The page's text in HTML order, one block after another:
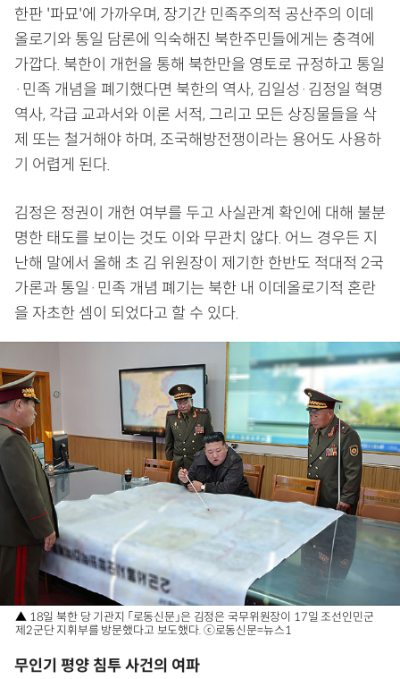
한판 '파묘'에 가까우며, 장기간 민족주의적 공산주의 이데
올로기와 통일 담론에 익숙해진 북한주민들에게는 충격에
가깝다. 북한이 개헌을 통해 북한만을 영토로 규정하고 통일
·민족 개념을 폐기했다면 북한의 역사, 김일성·김정일 혁명
역사, 각급 교과서와 이론 서적, 그리고 모든 상징물들을 삭
제 또는 철거해야 하며, 조국해방전쟁이라는 용어도 사용하
기 어렵게 된다.
김정은 정권이 개헌 여부를 두고 사실관계 확인에 대해 불분
명한 태도를 보이는 것도 이와 무관치 않다. 어느 경우든 지
난해 말에서 올해 초 김 위원장이 제기한 한반도 적대적 2국
가론과 통일·민족 개념 폐기는 북한 내 이데올로기적 혼란
을 자초한 셈이 되었다고 할 수 있다.
▲ 18일 북한 당 기관지 「로동신문」은 김정은 국무위원장이 17일 조선인민군
제2군단 지휘부를 방문했다고 보도했다. ⓒ로동신문=뉴스1
무인기 평양 침투 사건의 여파